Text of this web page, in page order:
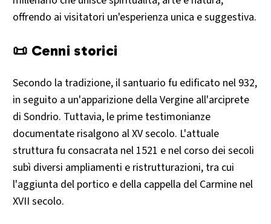
offrendo ai visitatori un'esperienza unica e suggestiva.​
📜 Cenni storici
Secondo la tradizione, il santuario fu edificato nel 932,
in seguito a un'apparizione della Vergine all'arciprete
di Sondrio. Tuttavia, le prime testimonianze
documentate risalgono al XV secolo. L'attuale
struttura fu consacrata nel 1521 e nel corso dei secoli
subì diversi ampliamenti e ristrutturazioni, tra cui
l'aggiunta del portico e della cappella del Carmine nel
XVII secolo.​